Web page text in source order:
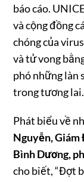
báo cáo.
và cộng đồng
chóng của
và tử vong
phó những làn
trong tương lai.
Phát biểu về
Nguyễn, Giám
Bình Dương,
cho biết, “Đợt